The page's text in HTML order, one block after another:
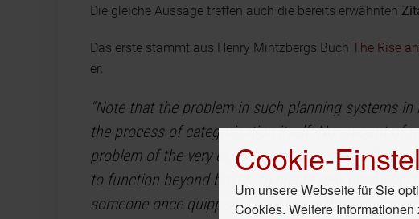
Die gleiche Aussage treffen auch die bereits erwähnten
Das erste stammt aus Henry Mintzbergs Buch The Rise
er:
“Note that the problem in such planning systems
the process of categorization itself. No amount of
problem of the very existence of boxes (...).
to function beyond boxes, to create new
someone once quipped, ‘life is larger than our
Cookie-
Um unsere Webseite für Sie
Cookies. Weitere